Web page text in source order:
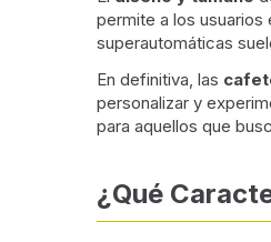
permite a los
superautomáticas
En definitiva, las
personalizar y
para aquellos que
¿Qué